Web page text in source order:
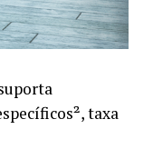
taxa